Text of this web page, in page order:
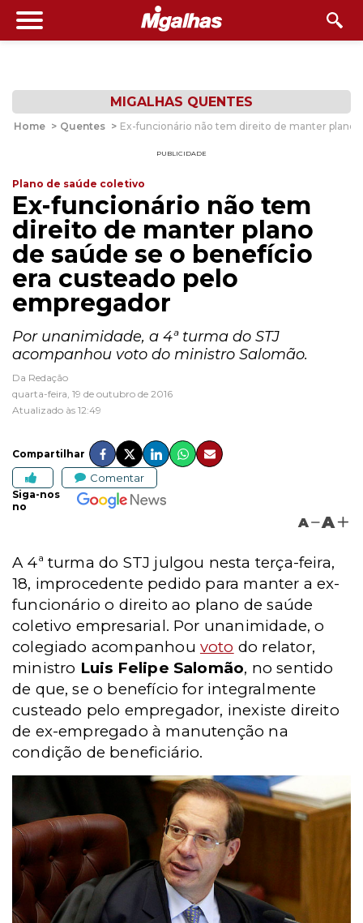
MIGALHAS QUENTES
Home > Quentes > Ex-funcionário não tem direito de manter plano
PUBLICIDADE
Plano de saúde coletivo
Ex-funcionário não tem
direito de manter plano
de saúde se o benefício
era custeado pelo
empregador
Por unanimidade, a 4ª turma do STJ
acompanhou voto do ministro Salomão.
Da Redação
quarta-feira, 19 de outubro de 2016
Atualizado às 12:49
Compartilhar
Comentar
Siga-nos
no
A A
A 4ª turma do STJ julgou nesta terça-feira,
18, improcedente pedido para manter a ex-
funcionário o direito ao plano de saúde
coletivo empresarial. Por unanimidade, o
colegiado acompanhou voto do relator,
ministro Luis Felipe Salomão, no sentido
de que, se o benefício for integralmente
custeado pelo empregador, inexiste direito
de ex-empregado à manutenção na
condição de beneficiário.